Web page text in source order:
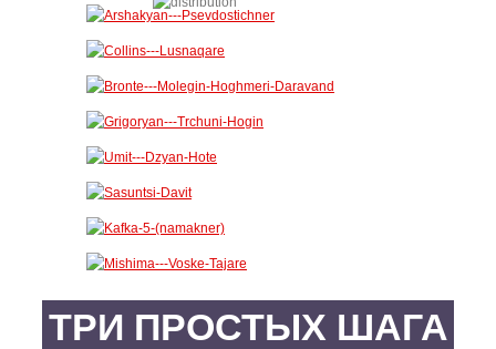
ТРИ ПРОСТЫХ ШАГА